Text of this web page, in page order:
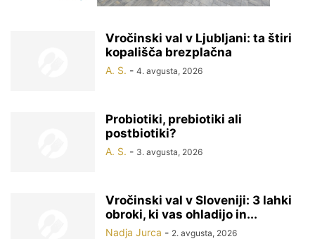
Vročinski val v Ljubljani: ta štiri
kopališča brezplačna
A. S. - 4. avgusta, 2026
Probiotiki, prebiotiki ali
postbiotiki?
A. S. - 3. avgusta, 2026
Vročinski val v Sloveniji: 3 lahki
obroki, ki vas ohladijo in...
Nadja Jurca - 2. avgusta, 2026